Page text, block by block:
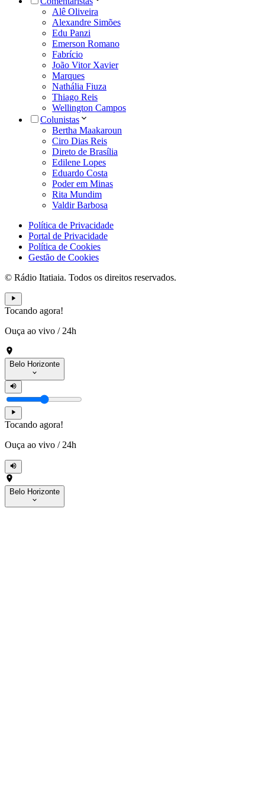
Alê Oliveira
Alexandre Simões
Edu Panzi
Emerson Romano
Fabrício
João Vitor Xavier
Marques
Nathália Fiuza
Thiago Reis
Wellington Campos
Colunistas
Bertha Maakaroun
Ciro Dias Reis
Direto de Brasília
Edilene Lopes
Eduardo Costa
Poder em Minas
Rita Mundim
Valdir Barbosa
Política de Privacidade
Portal de Privacidade
Política de Cookies
Gestão de Cookies
© Rádio Itatiaia. Todos os direitos reservados.
Tocando agora!
Ouça ao vivo /24h
Belo Horizonte
Tocando agora!
Ouça ao vivo /24h
Belo Horizonte